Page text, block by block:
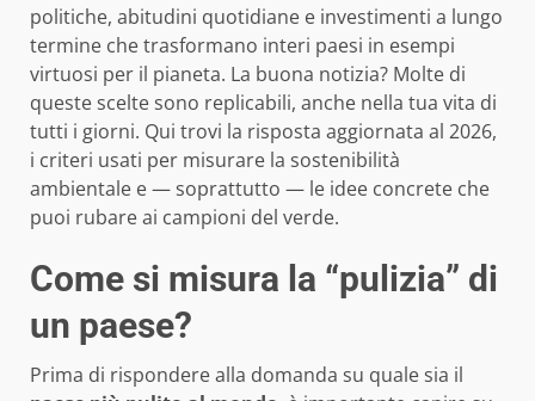
politiche, abitudini quotidiane e investimenti a lungo
termine che trasformano interi paesi in esempi
virtuosi per il pianeta. La buona notizia? Molte di
queste scelte sono replicabili, anche nella tua vita di
tutti i giorni. Qui trovi la risposta aggiornata al 2026,
i criteri usati per misurare la sostenibilità
ambientale e — soprattutto — le idee concrete che
puoi rubare ai campioni del verde.
Come si misura la “pulizia” di
un paese?
Prima di rispondere alla domanda su quale sia il